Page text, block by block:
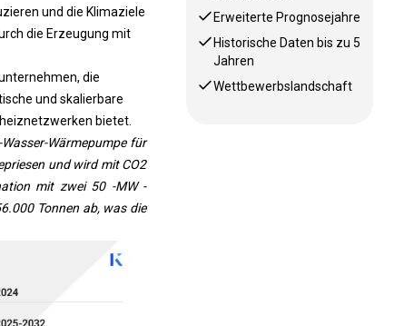
und die Klimaziele
die Erzeugung mit
die
und skalierbare
bietet.
Wärmepumpe für
und wird mit CO2
mit zwei 50 -MW -
Tonnen ab, was die
Erweiterte Prognosejahre
Historische Daten bis zu 5
Jahren
Wettbewerbslandschaft